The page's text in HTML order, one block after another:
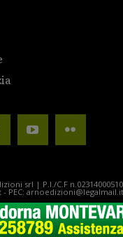
srl | P.I./C.F
PEC: arnoedizioni@legalmail.it